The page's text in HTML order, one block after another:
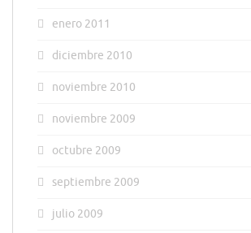
enero 2011
diciembre 2010
noviembre 2010
noviembre 2009
octubre 2009
septiembre 2009
julio 2009